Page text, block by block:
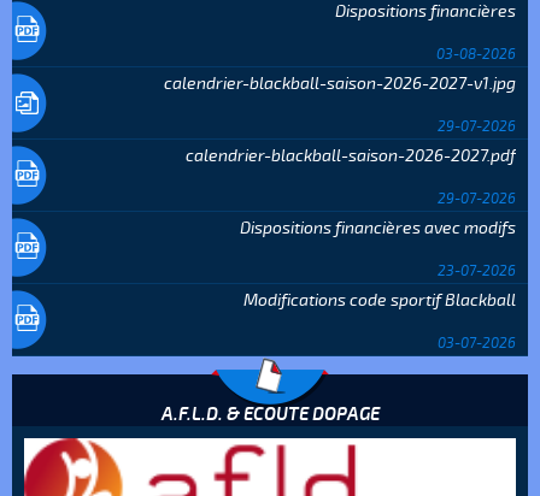
Dispositions financières
03-08-2026
calendrier-blackball-saison-2026-2027-v1.jpg
29-07-2026
calendrier-blackball-saison-2026-2027.pdf
29-07-2026
Dispositions financières avec modifs
23-07-2026
Modifications code sportif Blackball
03-07-2026
A.F.L.D. & ECOUTE DOPAGE